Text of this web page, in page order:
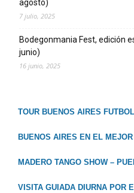
agosto)
7 julio, 2025
Bodegonmania Fest, edición
junio)
16 junio, 2025
TOUR BUENOS AIRES FUTBOL
BUENOS AIRES EN EL
MADERO TANGO SHOW –
VISITA GUIADA DIURNA POR